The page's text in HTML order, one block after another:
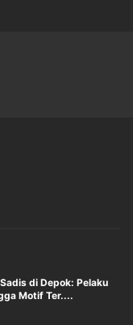
di Depok: Pelaku
Motif Ter....